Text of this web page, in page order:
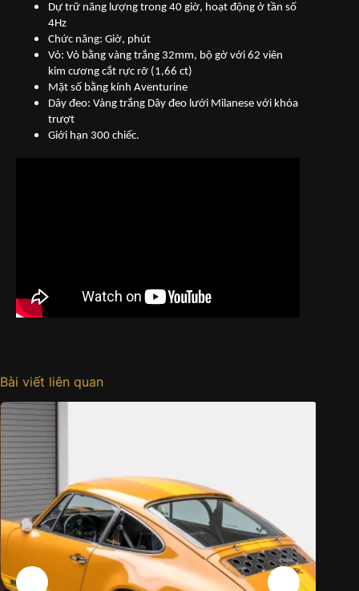
Dự trữ năng lượng trong 40 giờ, hoạt động ở tần số
4Hz
Chức năng: Giờ, phút
Vỏ: Vỏ bằng vàng trắng 32mm, bộ gờ với 62 viên
kim cương cắt rực rỡ (1,66 ct)
Mặt số bằng kính Aventurine
Dây đeo: Vàng trắng Dây đeo lưới Milanese với khóa
trượt
Giới hạn 300 chiếc.
Bài viết liên quan